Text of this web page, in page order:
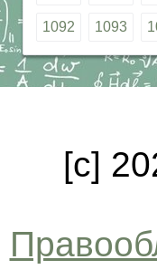
1092 1093
[c]